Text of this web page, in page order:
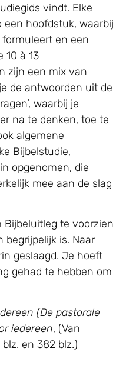
vindt. Elke
hoofdstuk, waarbij
en een
10 à 13
zijn een mix van
de antwoorden uit de
waarbij je
na te denken, toe te
algemene
Bijbelstudie,
opgenomen, die
mee aan de slag
Bijbeluitleg te voorzien
begrijpelijk is. Naar
geslaagd. Je hoeft
gehad te hebben om
(De pastorale
iedereen, (Van
en 382 blz.)